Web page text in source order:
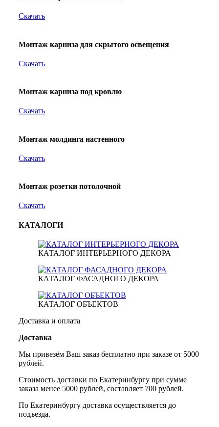
Скачать
Монтаж карниза для скрытого освещения
Скачать
Монтаж карниза под кровлю
Скачать
Монтаж молдинга настенного
Скачать
Монтаж розетки потолочной
Скачать
КАТАЛОГИ
КАТАЛОГ ИНТЕРЬЕРНОГО ДЕКОРА
КАТАЛОГ ФАСАДНОГО ДЕКОРА
КАТАЛОГ ОБЪЕКТОВ
Доставка и оплата
Доставка
Мы привезём Ваш заказ бесплатно при заказе от 5000
рублей.
Стоимость доставки по Екатеринбургу при сумме
заказа менее 5000 рублей, составляет 700 рублей.
По Екатеринбургу доставка осуществляется до
подъезда.